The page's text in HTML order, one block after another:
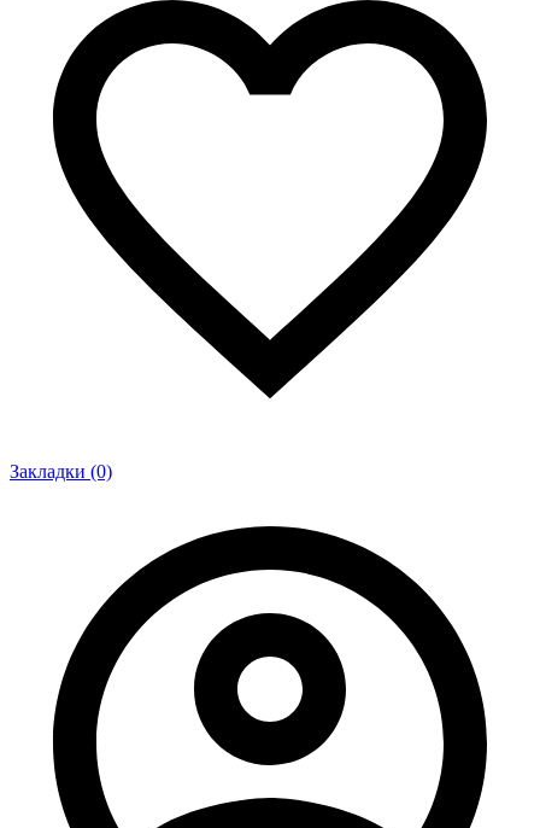
Закладки (0)